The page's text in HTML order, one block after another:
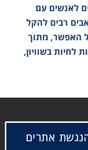
לאנשים עם
רבים להקל
האפשר, מתוך
לחיות בשוויון,
אתרים